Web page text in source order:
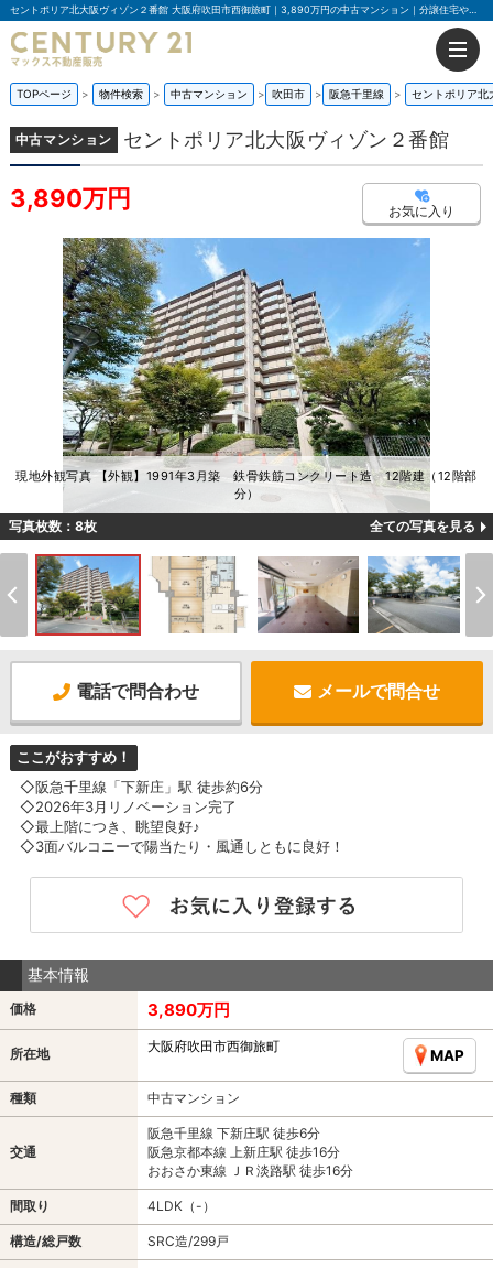
セントポリア北大阪ヴィゾン２番館 大阪府吹田市西御旅町｜3,890万円の中古マンション｜分譲住宅や新築物件｜マックス不動産販売 豊中店
TOPページ 物件検索 中古マンション 吹田市 阪急千里線 セントポリア北
中古マンション セントポリア北大阪ヴィゾン２番館
3,890万円 お気に入り
現地外観写真 【外観】1991年3月築 鉄骨鉄筋コンクリート造 12階建（12階部
分）
写真枚数：8枚 全ての写真を見る
電話で問合わせ メールで問合せ
ここがおすすめ！
◇阪急千里線「下新庄」駅 徒歩約6分
◇2026年3月リノベーション完了
◇最上階につき、眺望良好♪
◇3面バルコニーで陽当たり・風通しともに良好！
基本情報
価格 3,890万円
所在地 大阪府吹田市西御旅町
MAP
種類 中古マンション
交通
阪急千里線 下新庄駅 徒歩6分
阪急京都本線 上新庄駅 徒歩16分
おおさか東線 ＪＲ淡路駅 徒歩16分
間取り 4LDK（-）
構造/総戸数 SRC造/299戸